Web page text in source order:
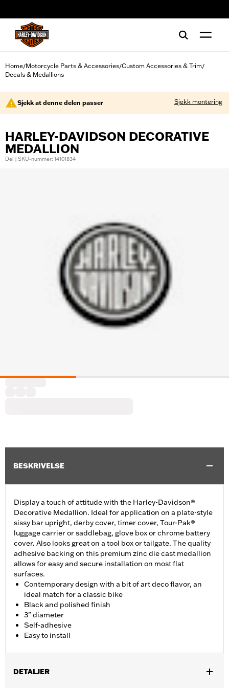
Home/Motorcycle Parts & Accessories/Custom Accessories & Trim/
Decals & Medallions
Sjekk at denne delen passer Sjekk montering
HARLEY-DAVIDSON DECORATIVE
MEDALLION
Del | SKU-nummer: 14101834
BESKRIVELSE
Display a touch of attitude with the Harley-Davidson®
Decorative Medallion. Ideal for application on a plate-style
sissy bar upright, derby cover, timer cover, Tour-Pak®
luggage carrier or saddlebag, glove box or chrome battery
cover. Also looks great on a tool box or tailgate. The quality
adhesive backing on this premium zinc die cast medallion
allows for easy and secure installation on most flat
surfaces.
Contemporary design with a bit of art deco flavor, an
ideal match for a classic bike
Black and polished finish
3" diameter
Self-adhesive
Easy to install
DETALJER